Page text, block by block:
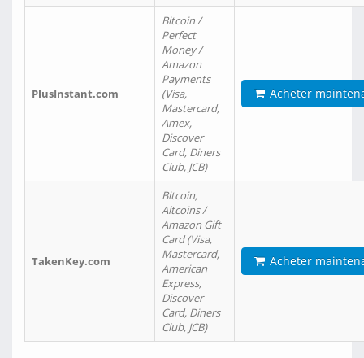
PlusInstant.com
Bitcoin /
Perfect
Money /
Amazon
Payments
(Visa,
Mastercard,
Amex,
Discover
Card, Diners
Club, JCB)
Acheter
TakenKey.com
Bitcoin,
Altcoins /
Amazon Gift
Card (Visa,
Mastercard,
American
Express,
Discover
Card, Diners
Club, JCB)
Acheter